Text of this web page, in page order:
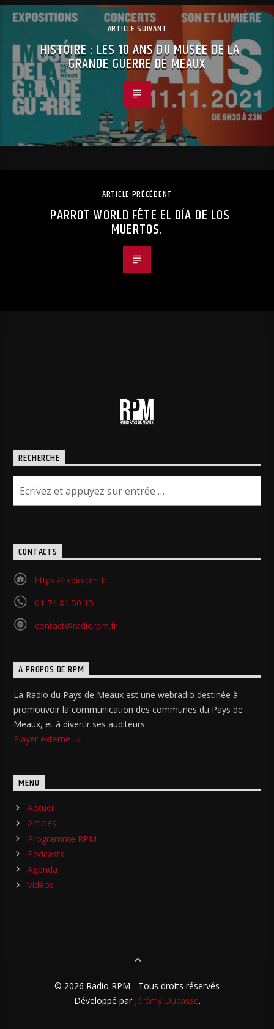
ARTICLE SUIVANT
HISTOIRE : LES 10 ANS DU MUSÉE DE LA
GRANDE GUERRE DE MEAUX
ARTICLE PRÉCÉDENT
PARROT WORLD FÊTE EL DÍA DE LOS
MUERTOS.
RECHERCHE
CONTACTS
https://radiorpm.fr
01 74 81 50 15
contact@radiorpm.fr
A PROPOS DE RPM
La Radio du Pays de Meaux est une webradio destinée à
promouvoir la communication des communes du Pays de
Meaux, et à divertir ses auditeurs.
Player externe
MENU
Accueil
Articles
Programme RPM
Podcasts
Agenda
Vidéos
© 2026 Radio RPM - Tous droits réservés
Développé parJérémy Ducasse.